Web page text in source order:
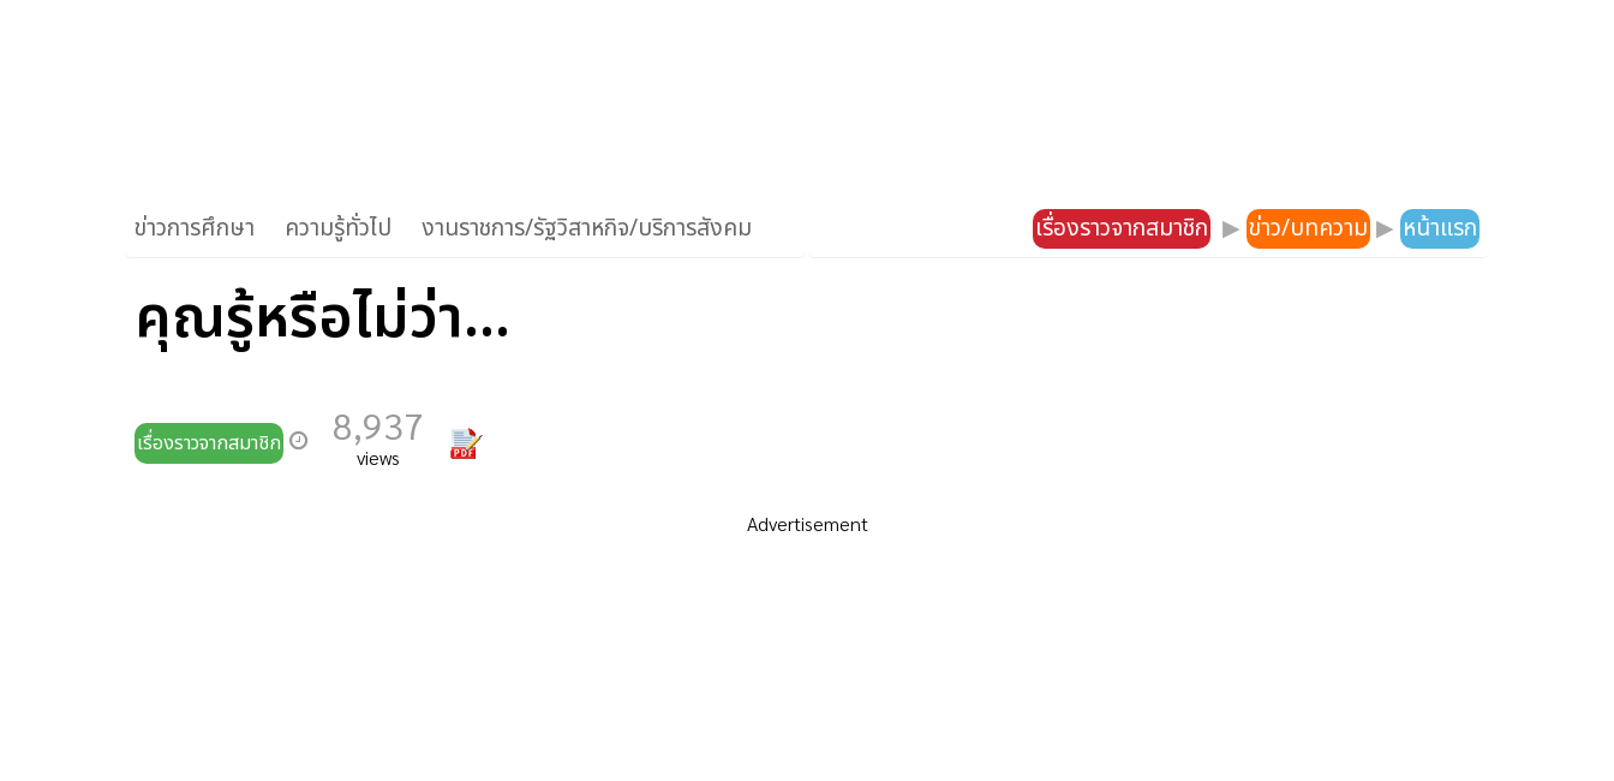
ข่าวการศึกษา ความรู้ทั่วไป งานราชการ/รัฐวิสาหกิจ/บริการสังคม เรื่องราวจากสมาชิก ▶ ข่าว/บทความ ▶ หน้าแรก
คุณรู้หรือไม่ว่า...
เรื่องราวจากสมาชิก 8,937
views
Advertisement